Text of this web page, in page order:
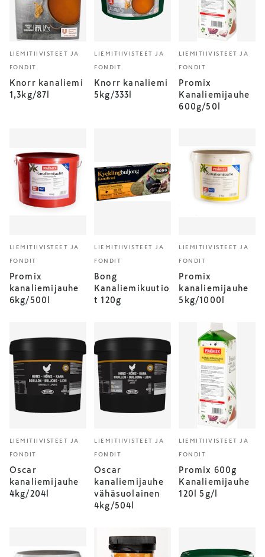
LIEMITIIVISTEET JA
FONDIT
Knorr kanaliemi
1,3kg/87l
LIEMITIIVISTEET JA
FONDIT
Knorr kanaliemi
5kg/333l
LIEMITIIVISTEET JA
FONDIT
Promix
Kanaliemijauhe
600g/50l
LIEMITIIVISTEET JA
FONDIT
Promix
kanaliemijauhe
6kg/500l
LIEMITIIVISTEET JA
FONDIT
Bong
Kanaliemikuutio
t 120g
LIEMITIIVISTEET JA
FONDIT
Promix
kanaliemijauhe
5kg/1000l
LIEMITIIVISTEET JA
FONDIT
Oscar
kanaliemijauhe
4kg/204l
LIEMITIIVISTEET JA
FONDIT
Oscar
kanaliemijauhe
vähäsuolainen
4kg/504l
LIEMITIIVISTEET JA
FONDIT
Promix 600g
Kanaliemijauhe
120l 5g/l